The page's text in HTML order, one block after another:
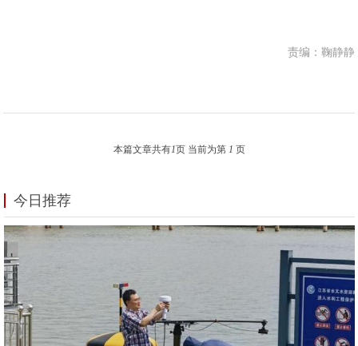
责编：鞠静静
本篇文章共有1页 当前为第 1 页
今日推荐